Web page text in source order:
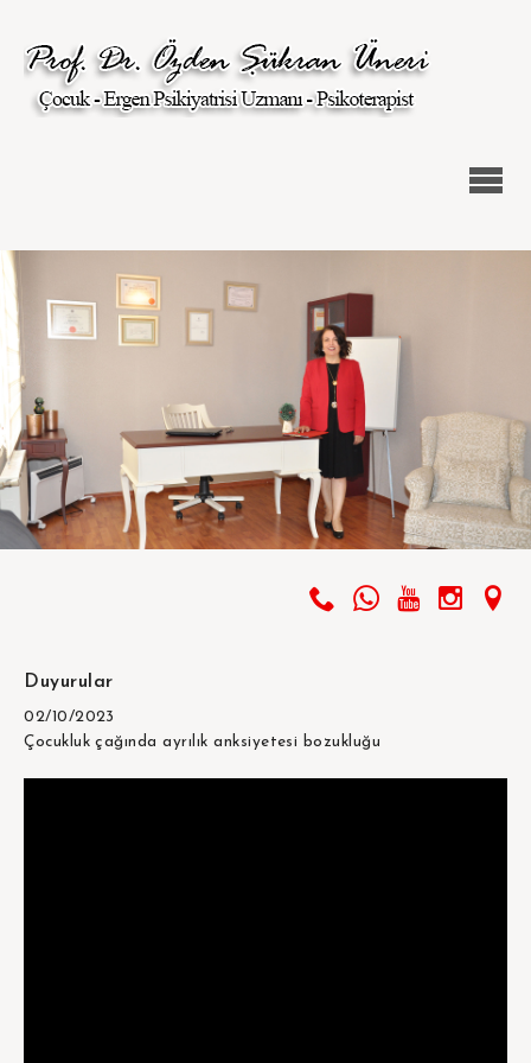
Duyurular
02/10/2023
Çocukluk çağında ayrılık anksiyetesi bozukluğu